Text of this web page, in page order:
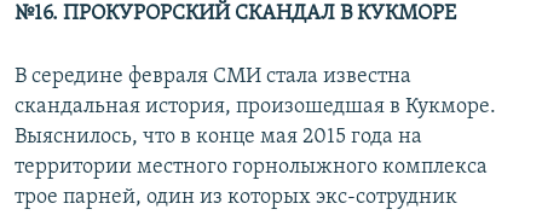
№16. ПРОКУРОРСКИЙ СКАНДАЛ В КУКМОРЕ
В середине февраля СМИ стала известна
скандальная история, произошедшая в Кукморе.
Выяснилось, что в конце мая 2015 года на
территории местного горнолыжного комплекса
трое парней, один из которых экс-сотрудник